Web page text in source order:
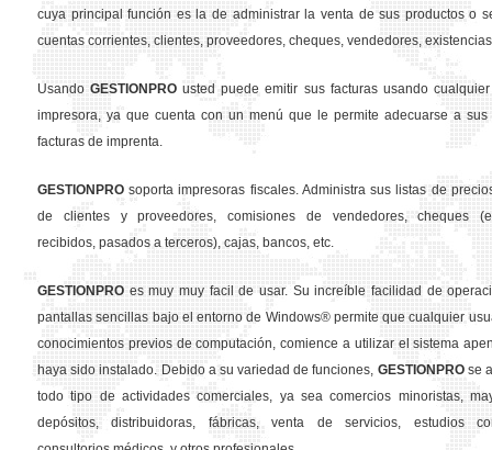
cuya principal función es la de administrar la venta de sus productos o
cuentas corrientes, clientes, proveedores, cheques, vendedores,
Usando GESTION PRO usted puede emitir sus facturas usando
impresora, ya que cuenta con un menú que le permite adecuarse a sus
facturas de imprenta.
GESTION PRO soporta impresoras fiscales. Administra sus listas de
de clientes y proveedores, comisiones de vendedores, cheques
recibidos, pasados a terceros), cajas, bancos, etc.
GESTION PRO es muy muy facil de usar. Su increíble facilidad de
pantallas sencillas bajo el entorno de Windows® permite que cualquier
conocimientos previos de computación, comience a utilizar el sistema
haya sido instalado. Debido a su variedad de funciones, GESTION PROse
todo tipo de actividades comerciales, ya sea comercios minoristas,
depósitos, distribuidoras, fábricas, venta de servicios, estudios